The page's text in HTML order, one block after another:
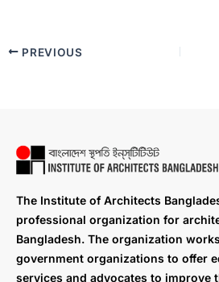
PREVIOUS
The Institute of Architects
professional organization for
Bangladesh. The organization
government organizations to offer
services and advocates to improve